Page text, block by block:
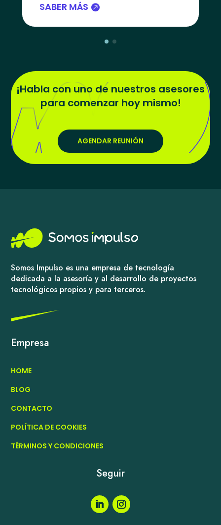
SABER MÁS
¡Habla con uno de nuestros asesores
para comenzar hoy mismo!
AGENDAR REUNIÓN
Somos Impulso es una empresa de tecnología
dedicada a la asesoría y al desarrollo de proyectos
tecnológicos propios y para terceros.
Empresa
HOME
BLOG
CONTACTO
POLÍTICA DE COOKIES
TÉRMINOS Y CONDICIONES
Seguir